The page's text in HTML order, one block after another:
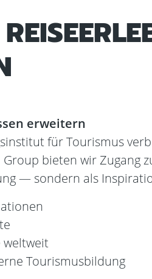
erweitern
für Tourismus
bieten wir Zugang
— sondern als
weltweit
Tourismusbildung